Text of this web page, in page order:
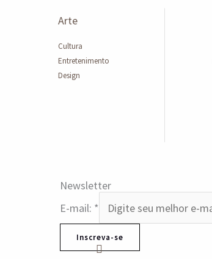
Arte
Cultura
Entretenimento
Design
Newsletter
E-mail: *
Inscreva-se